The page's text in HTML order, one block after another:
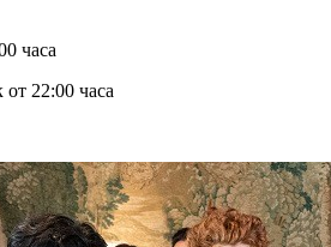
часа
22:00 часа